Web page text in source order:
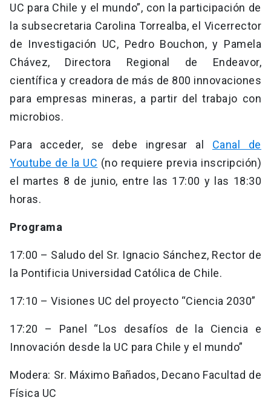
UC para Chile y el mundo”, con la participación de
la subsecretaria Carolina Torrealba, el Vicerrector
de Investigación UC, Pedro Bouchon, y Pamela
Chávez, Directora Regional de Endeavor,
científica y creadora de más de 800 innovaciones
para empresas mineras, a partir del trabajo con
microbios.
Para acceder, se debe ingresar al Canal de
Youtube de la UC (no requiere previa inscripción)
el martes 8 de junio, entre las 17:00 y las 18:30
horas.
Programa
17:00 – Saludo del Sr. Ignacio Sánchez, Rector de
la Pontificia Universidad Católica de Chile.
17:10 – Visiones UC del proyecto “Ciencia 2030”
17:20 – Panel “Los desafíos de la Ciencia e
Innovación desde la UC para Chile y el mundo”
Modera: Sr. Máximo Bañados, Decano Facultad de
Física UC